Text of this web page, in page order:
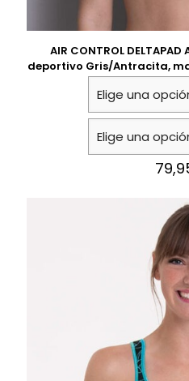
AIR CONTROL
deportivo Gris/Antracita,